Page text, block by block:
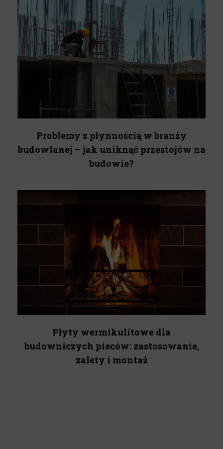
Problemy z płynnością w branży
budowlanej – jak uniknąć przestojów na
budowie?
Płyty wermikulitowe dla
budowniczych pieców: zastosowanie,
zalety i montaż